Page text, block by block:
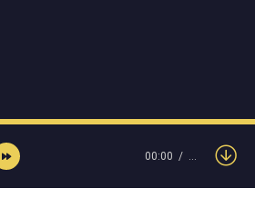
00:00 …